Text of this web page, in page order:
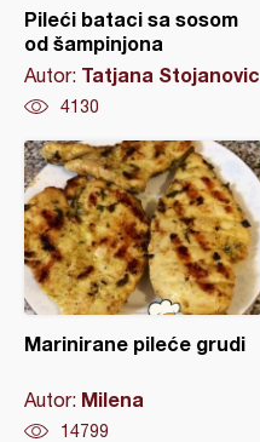
Pileći bataci sa sosom
od šampinjona
Autor: Tatjana Stojanovic
4130
Marinirane pileće grudi
Autor: Milena
14799